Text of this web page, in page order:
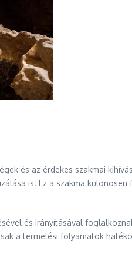
és az érdekes szakmai
is. Ez a szakma különösen
és irányításával
a termelési folyamatok